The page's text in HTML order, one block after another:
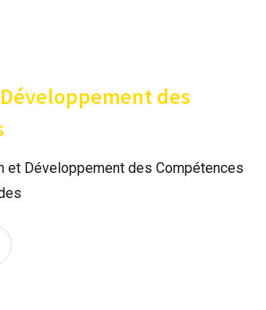
des
et Développement des Compétences